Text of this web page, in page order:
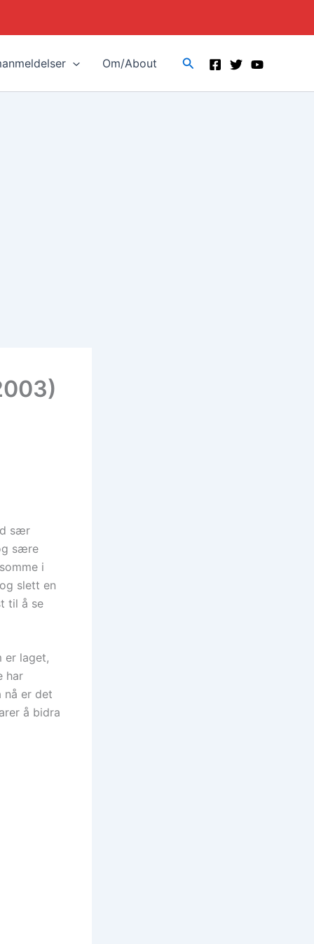
Om/About Search
sær
sære
i
slett en
til å se
er laget,
har
nå er det
å bidra